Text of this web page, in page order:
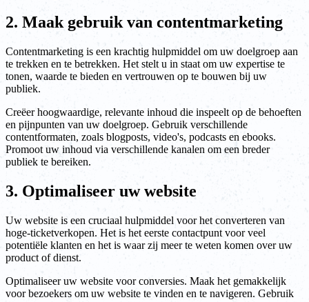
2. Maak gebruik van contentmarketing
Contentmarketing is een krachtig hulpmiddel om uw doelgroep aan
te trekken en te betrekken. Het stelt u in staat om uw expertise te
tonen, waarde te bieden en vertrouwen op te bouwen bij uw
publiek.
Creëer hoogwaardige, relevante inhoud die inspeelt op de behoeften
en pijnpunten van uw doelgroep. Gebruik verschillende
contentformaten, zoals blogposts, video's, podcasts en ebooks.
Promoot uw inhoud via verschillende kanalen om een breder
publiek te bereiken.
3. Optimaliseer uw website
Uw website is een cruciaal hulpmiddel voor het converteren van
hoge-ticketverkopen. Het is het eerste contactpunt voor veel
potentiële klanten en het is waar zij meer te weten komen over uw
product of dienst.
Optimaliseer uw website voor conversies. Maak het gemakkelijk
voor bezoekers om uw website te vinden en te navigeren. Gebruik